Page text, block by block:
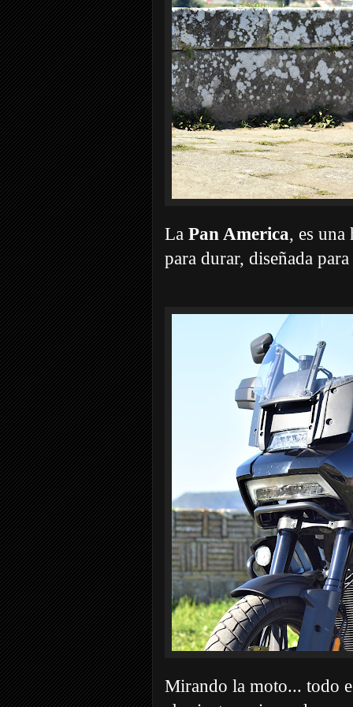
La Pan America, es una
para durar, diseñada
Mirando la moto... todo